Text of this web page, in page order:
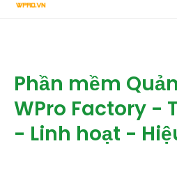
Phần mềm
WPro Factory -
- Linh hoạt -